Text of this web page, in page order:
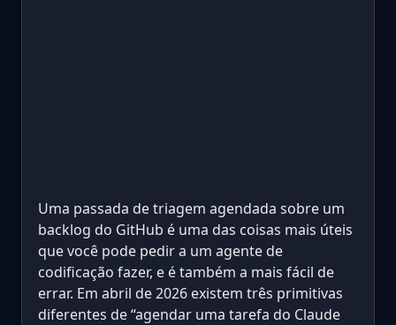
Uma passada de triagem agendada sobre um
backlog do GitHub é uma das coisas mais úteis
que você pode pedir a um agente de
codificação fazer, e é também a mais fácil de
errar. Em abril de 2026 existem três primitivas
diferentes de “agendar uma tarefa do Claude